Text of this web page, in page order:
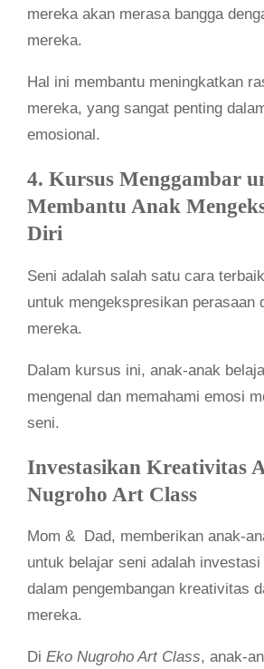
mereka akan merasa bangga
mereka.
Hal ini membantu meningkatkan
mereka, yang sangat penting
emosional.
4. Kursus Menggambar
Membantu Anak
Diri
Seni adalah salah satu cara
untuk mengekspresikan perasaan
mereka.
Dalam kursus ini, anak-anak
mengenal dan memahami emosi
seni.
Investasikan Kreativitas
Nugroho Art Class
Mom & Dad, memberikan anak-
untuk belajar seni adalah
dalam pengembangan kreativitas
mereka.
Di Eko Nugroho Art Class, anak-